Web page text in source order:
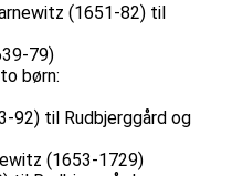
(1651-82) til
79)
børn:
92) til Rudbjerggård og
(1653-1729)